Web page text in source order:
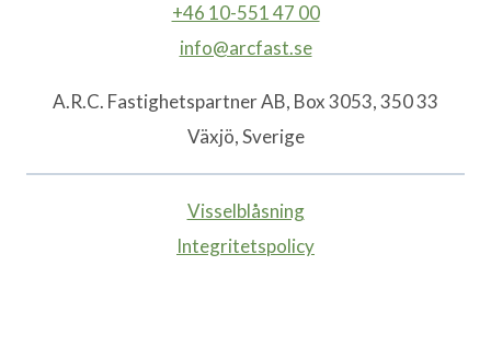
+46 10-551 47 00
info@arcfast.se
A.R.C. Fastighetspartner AB, Box 3053, 350 33
Växjö, Sverige
Visselblåsning
Integritetspolicy